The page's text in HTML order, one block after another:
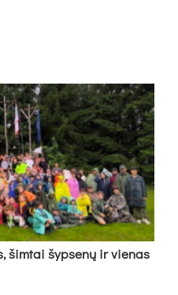
šim­tai šyp­se­nų ir vie­nas